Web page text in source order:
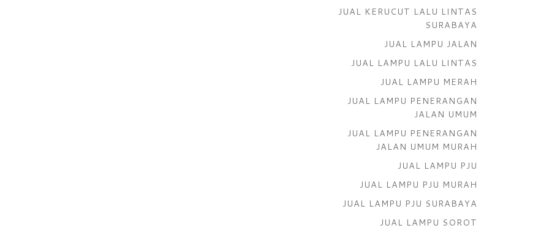
JUAL KERUCUT LALU LINTAS
SURABAYA
JUAL LAMPU JALAN
JUAL LAMPU LALU LINTAS
JUAL LAMPU MERAH
JUAL LAMPU PENERANGAN
JALAN UMUM
JUAL LAMPU PENERANGAN
JALAN UMUM MURAH
JUAL LAMPU PJU
JUAL LAMPU PJU MURAH
JUAL LAMPU PJU SURABAYA
JUAL LAMPU SOROT